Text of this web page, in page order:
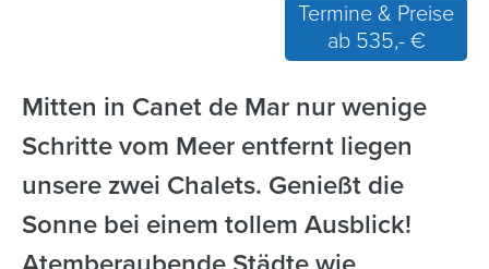
Termine & Preise
ab 535,- €
Mitten in Canet de Mar nur wenige
Schritte vom Meer entfernt liegen
unsere zwei Chalets. Genießt die
Sonne bei einem tollem Ausblick!